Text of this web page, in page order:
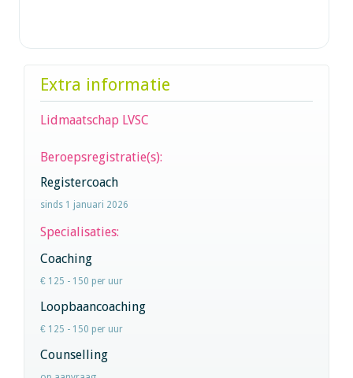
Extra informatie
Lidmaatschap LVSC
Beroepsregistratie(s):
Registercoach
sinds 1 januari 2026
Specialisaties:
Coaching
€ 125 - 150 per uur
Loopbaancoaching
€ 125 - 150 per uur
Counselling